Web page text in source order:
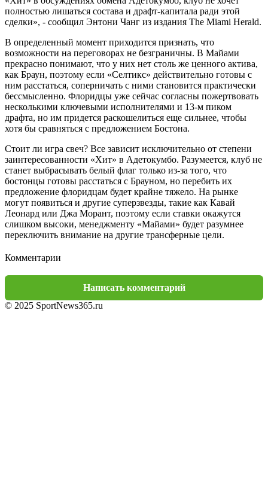
полностью лишаться состава и драфт-капитала ради этой
сделки», - сообщил Энтони Чанг из издания The Miami Herald.
В определенный момент приходится признать, что
возможности на переговорах не безграничны. В Майами
прекрасно понимают, что у них нет столь же ценного актива,
как Браун, поэтому если «Селтикс» действительно готовы с
ним расстаться, соперничать с ними становится практически
бессмысленно. Флоридцы уже сейчас согласны пожертвовать
несколькими ключевыми исполнителями и 13-м пиком
драфта, но им придется раскошелиться еще сильнее, чтобы
хотя бы сравняться с предложением Бостона.
Стоит ли игра свеч? Все зависит исключительно от степени
заинтересованности «Хит» в Адетокумбо. Разумеется, клуб не
станет выбрасывать белый флаг только из-за того, что
бостонцы готовы расстаться с Брауном, но перебить их
предложение флоридцам будет крайне тяжело. На рынке
могут появиться и другие суперзвезды, такие как Кавай
Леонард или Джа Морант, поэтому если ставки окажутся
слишком высоки, менеджменту «Майами» будет разумнее
переключить внимание на другие трансферные цели.
Комментарии
Написать комментарий
© 2025 SportNews365.ru